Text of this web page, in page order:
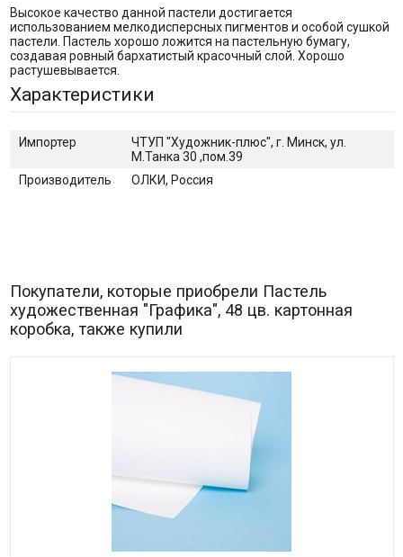
Высокое качество данной пастели достигается
использованием мелкодисперсных пигментов и особой сушкой
пастели. Пастель хорошо ложится на пастельную бумагу,
создавая ровный бархатистый красочный слой. Хорошо
растушевывается.
Характеристики
Импортер
ЧТУП "Художник-плюс", г. Минск, ул.
М.Танка 30 ,пом.39
Производитель
ОЛКИ, Россия
Покупатели, которые приобрели Пастель
художественная "Графика", 48 цв. картонная
коробка, также купили